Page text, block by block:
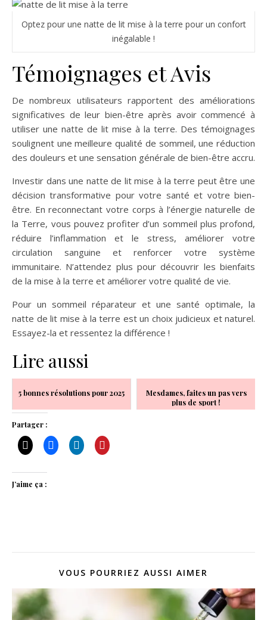
Optez pour une natte de lit mise à la terre pour un confort
inégalable !
Témoignages et Avis
De nombreux utilisateurs rapportent des améliorations
significatives de leur bien-être après avoir commencé à
utiliser une natte de lit mise à la terre. Des témoignages
soulignent une meilleure qualité de sommeil, une réduction
des douleurs et une sensation générale de bien-être accru.
Investir dans une natte de lit mise à la terre peut être une
décision transformative pour votre santé et votre bien-
être. En reconnectant votre corps à l’énergie naturelle de
la Terre, vous pouvez profiter d’un sommeil plus profond,
réduire l’inflammation et le stress, améliorer votre
circulation sanguine et renforcer votre système
immunitaire. N’attendez plus pour découvrir les bienfaits
de la mise à la terre et améliorer votre qualité de vie.
Pour un sommeil réparateur et une santé optimale, la
natte de lit mise à la terre est un choix judicieux et naturel.
Essayez-la et ressentez la différence !
Lire aussi
5 bonnes résolutions pour 2025
Mesdames, faites un pas vers
plus de sport !
Partager :
J’aime ça :
VOUS POURRIEZ AUSSI AIMER